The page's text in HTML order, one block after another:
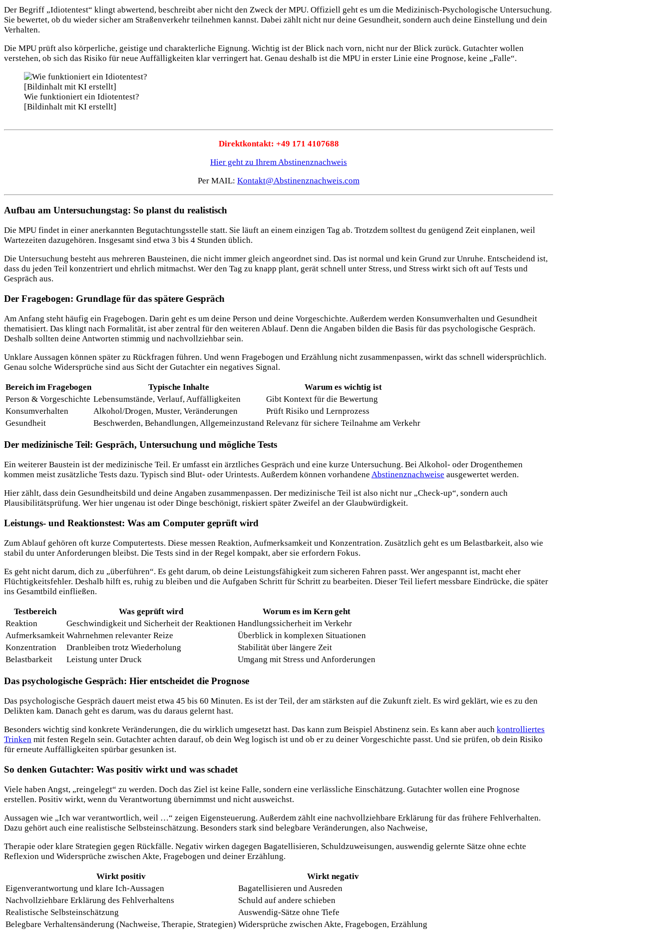
Der Begriff „Idiotentest“ klingt abwertend, beschreibt aber nicht den Zweck der MPU. Offiziell geht es um die Medizinisch-Psychologische Untersuchung.
Sie bewertet, ob du wieder sicher am Straßenverkehr teilnehmen kannst. Dabei zählt nicht nur deine Gesundheit, sondern auch deine Einstellung und dein
Verhalten.
Die MPU prüft also körperliche, geistige und charakterliche Eignung. Wichtig ist der Blick nach vorn, nicht nur der Blick zurück. Gutachter wollen
verstehen, ob sich das Risiko für neue Auffälligkeiten klar verringert hat. Genau deshalb ist die MPU in erster Linie eine Prognose, keine „Falle“.
Wie funktioniert ein Idiotentest?
[Bildinhalt mit KI erstellt]
Direktkontakt: +49 171 4107688
Hier geht zu Ihrem Abstinenznachweis
Per MAIL: Kontakt@Abstinenznachweis.com
Aufbau am Untersuchungstag: So planst du realistisch
Die MPU findet in einer anerkannten Begutachtungsstelle statt. Sie läuft an einem einzigen Tag ab. Trotzdem solltest du genügend Zeit einplanen, weil
Wartezeiten dazugehören. Insgesamt sind etwa 3 bis 4 Stunden üblich.
Die Untersuchung besteht aus mehreren Bausteinen, die nicht immer gleich angeordnet sind. Das ist normal und kein Grund zur Unruhe. Entscheidend ist,
dass du jeden Teil konzentriert und ehrlich mitmachst. Wer den Tag zu knapp plant, gerät schnell unter Stress, und Stress wirkt sich oft auf Tests und
Gespräch aus.
Der Fragebogen: Grundlage für das spätere Gespräch
Am Anfang steht häufig ein Fragebogen. Darin geht es um deine Person und deine Vorgeschichte. Außerdem werden Konsumverhalten und Gesundheit
thematisiert. Das klingt nach Formalität, ist aber zentral für den weiteren Ablauf. Denn die Angaben bilden die Basis für das psychologische Gespräch.
Deshalb sollten deine Antworten stimmig und nachvollziehbar sein.
Unklare Aussagen können später zu Rückfragen führen. Und wenn Fragebogen und Erzählung nicht zusammenpassen, wirkt das schnell widersprüchlich.
Genau solche Widersprüche sind aus Sicht der Gutachter ein negatives Signal.
Bereich im Fragebogen Typische Inhalte
Warum es wichtig ist
Person & Vorgeschichte Lebensumstände, Verlauf, Auffälligkeiten
Gibt Kontext für die Bewertung
Konsumverhalten
Alkohol/Drogen, Muster, Veränderungen
Prüft Risiko und Lernprozess
Gesundheit
Beschwerden, Behandlungen, Allgemeinzustand Relevanz für sichere Teilnahme am Verkehr
Der medizinische Teil: Gespräch, Untersuchung und mögliche Tests
Ein weiterer Baustein ist der medizinische Teil. Er umfasst ein ärztliches Gespräch und eine kurze Untersuchung. Bei Alkohol- oder Drogenthemen
kommen meist zusätzliche Tests dazu. Typisch sind Blut- oder Urintests. Außerdem können vorhandene Abstinenznachweise ausgewertet werden.
Hier zählt, dass dein Gesundheitsbild und deine Angaben zusammenpassen. Der medizinische Teil ist also nicht nur „Check-up“, sondern auch
Plausibilitätsprüfung. Wer hier ungenau ist oder Dinge beschönigt, riskiert später Zweifel an der Glaubwürdigkeit.
Leistungs- und Reaktionstest: Was am Computer geprüft wird
Zum Ablauf gehören oft kurze Computertests. Diese messen Reaktion, Aufmerksamkeit und Konzentration. Zusätzlich geht es um Belastbarkeit, also wie
stabil du unter Anforderungen bleibst. Die Tests sind in der Regel kompakt, aber sie erfordern Fokus.
Es geht nicht darum, dich zu „überführen“. Es geht darum, ob deine Leistungsfähigkeit zum sicheren Fahren passt. Wer angespannt ist, macht eher
Flüchtigkeitsfehler. Deshalb hilft es, ruhig zu bleiben und die Aufgaben Schritt für Schritt zu bearbeiten. Dieser Teil liefert messbare Eindrücke, die später
ins Gesamtbild einfließen.
Testbereich Was geprüft wird
Worum es im Kern geht
Reaktion
Geschwindigkeit und Sicherheit der Reaktionen Handlungssicherheit im Verkehr
Aufmerksamkeit Wahrnehmen relevanter Reize
Überblick in komplexen Situationen
Konzentration
Dranbleiben trotz Wiederholung
Stabilität über längere Zeit
Belastbarkeit
Leistung unter Druck Umgang mit Stress und Anforderungen
Das psychologische Gespräch: Hier entscheidet die Prognose
Das psychologische Gespräch dauert meist etwa 45 bis 60 Minuten. Es ist der Teil, der am stärksten auf die Zukunft zielt. Es wird geklärt, wie es zu den
Delikten kam. Danach geht es darum, was du daraus gelernt hast.
Besonders wichtig sind konkrete Veränderungen, die du wirklich umgesetzt hast. Das kann zum Beispiel Abstinenz sein. Es kann aber auch kontrolliertes
Trinken mit festen Regeln sein. Gutachter achten darauf, ob dein Weg logisch ist und ob er zu deiner Vorgeschichte passt. Und sie prüfen, ob dein Risiko
für erneute Auffälligkeiten spürbar gesunken ist.
So denken Gutachter: Was positiv wirkt und was schadet
Viele haben Angst, „reingelegt“ zu werden. Doch das Ziel ist keine Falle, sondern eine verlässliche Einschätzung. Gutachter wollen eine Prognose
erstellen. Positiv wirkt, wenn du Verantwortung übernimmst und nicht ausweichst.
Aussagen wie „Ich war verantwortlich, weil …“ zeigen Eigensteuerung. Außerdem zählt eine nachvollziehbare Erklärung für das frühere Fehlverhalten.
Dazu gehört auch eine realistische Selbsteinschätzung. Besonders stark sind belegbare Veränderungen, also Nachweise,
Therapie oder klare Strategien gegen Rückfälle. Negativ wirken dagegen Bagatellisieren, Schuldzuweisungen, auswendig gelernte Sätze ohne echte
Reflexion und Widersprüche zwischen Akte, Fragebogen und deiner Erzählung.
Wirkt positiv
Wirkt negativ
Eigenverantwortung und klare Ich-Aussagen
Bagatellisieren und Ausreden
Nachvollziehbare Erklärung des Fehlverhaltens
Schuld auf andere schieben
Realistische Selbsteinschätzung
Auswendig-Sätze ohne Tiefe
Belegbare Verhaltensänderung (Nachweise, Therapie, Strategien) Widersprüche zwischen Akte, Fragebogen, Erzählung